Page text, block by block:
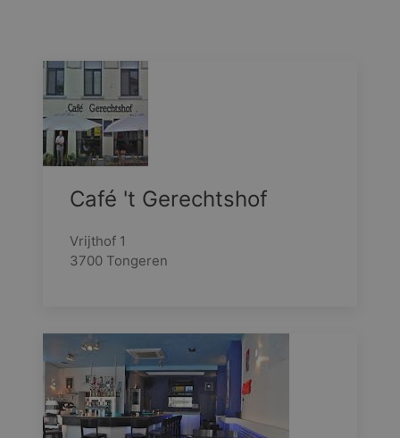
Café 't Gerechtshof
Vrijthof 1
3700 Tongeren